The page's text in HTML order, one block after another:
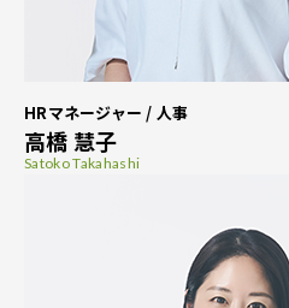
HRマネージャー / 人事
高橋 慧子
Satoko Takahashi